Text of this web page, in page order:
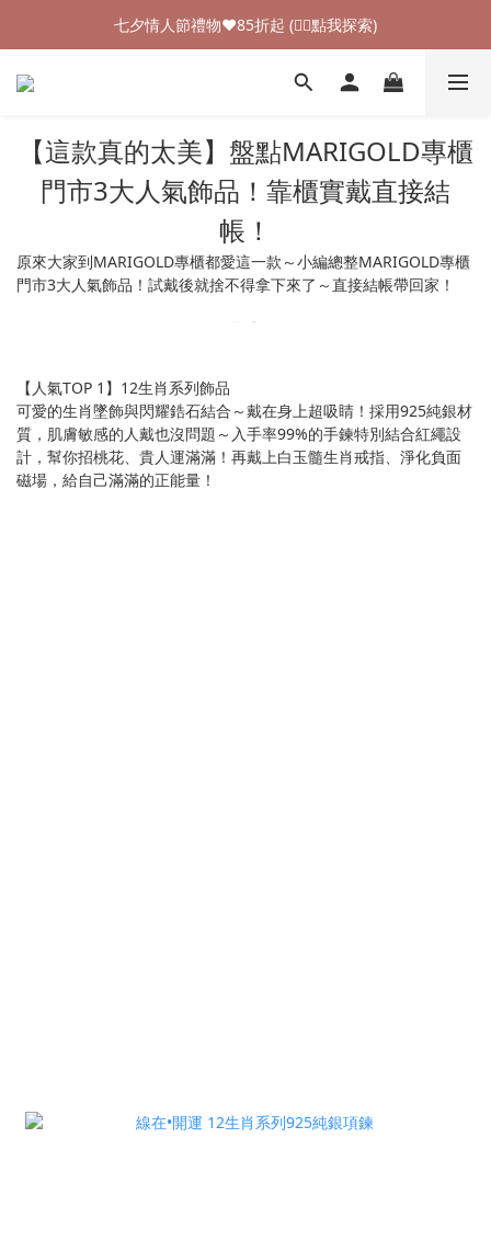
加入新會員領$100購物金💰 (👉🏻點我領取)
七夕情人節禮物❤85折起 (👉🏻點我探索)
加入新會員領$100購物金💰 (👉🏻點我領取)
【這款真的太美】盤點MARIGOLD專櫃
門市3大人氣飾品！靠櫃實戴直接結
帳！
原來大家到MARIGOLD專櫃都愛這一款～小編總整MARIGOLD專櫃
門市3大人氣飾品！試戴後就捨不得拿下來了～直接結帳帶回家！
【人氣TOP 1】12生肖系列飾品
可愛的生肖墜飾與閃耀鋯石結合～戴在身上超吸睛！採用925純銀材
質，肌膚敏感的人戴也沒問題～入手率99%的手鍊特別結合紅繩設
計，幫你招桃花、貴人運滿滿！再戴上白玉髓生肖戒指、淨化負面
磁場，給自己滿滿的正能量！